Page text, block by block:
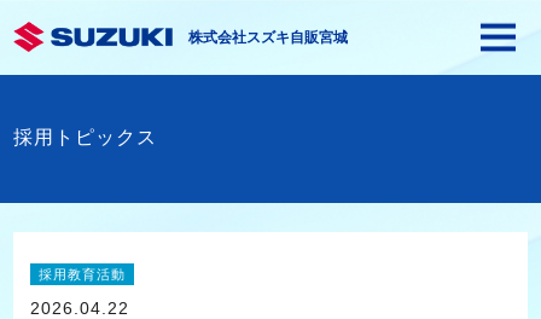
株式会社スズキ自販宮城
採用トピックス
採用教育活動
2026.04.22